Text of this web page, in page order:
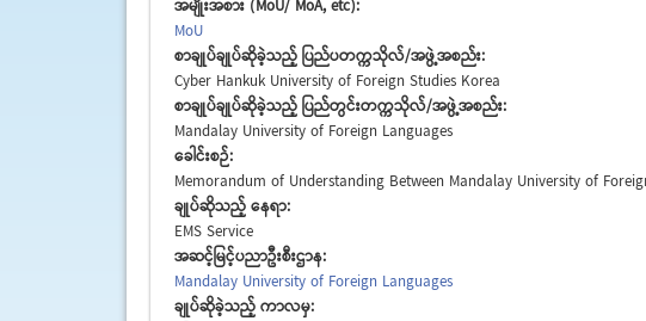
အမျိုးအစား (MoU/ MoA, etc):
MoU
စာချုပ်ချုပ်ဆိုခဲ့သည့် ပြည်ပတက္ကသိုလ်/အဖွဲ့အစည်း:
Cyber Hankuk University of Foreign Studies Korea
စာချုပ်ချုပ်ဆိုခဲ့သည့် ပြည်တွင်းတက္ကသိုလ်/အဖွဲ့အစည်း:
Mandalay University of Foreign Languages
ခေါင်းစဉ်:
Memorandum of Understanding Between Mandalay University of
ချုပ်ဆိုသည့် နေရာ:
EMS Service
အဆင့်မြင့်ပညာဦးစီးဌာန:
Mandalay University of Foreign Languages
ချုပ်ဆိုခဲ့သည့် ကာလမှ: